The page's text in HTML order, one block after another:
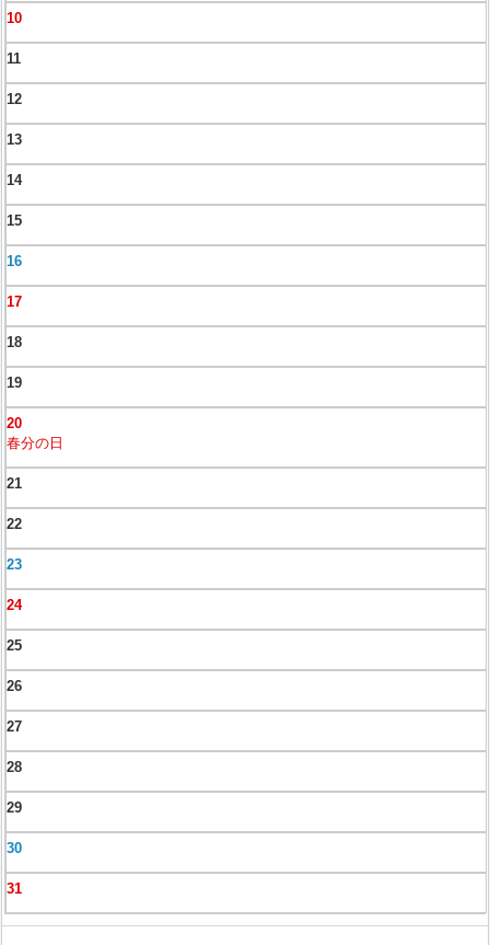
10
11
12
13
14
15
16
17
18
19
20
春分の日
21
22
23
24
25
26
27
28
29
30
31